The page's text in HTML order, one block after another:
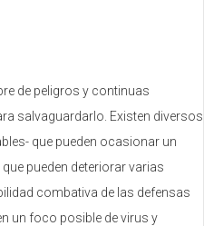
de peligros y continuas
salvaguardarlo. Existen diversos
que pueden ocasionar un
pueden deteriorar varias
combativa de las defensas
un foco posible de virus y